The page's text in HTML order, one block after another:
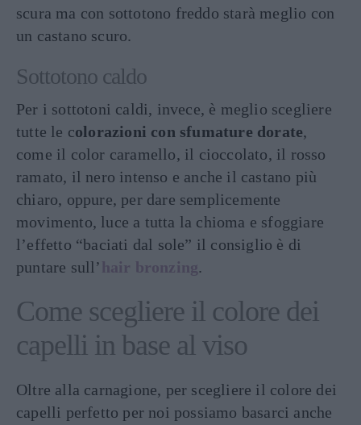
scura ma con sottotono freddo starà meglio con
un castano scuro.
Sottotono caldo
Per i sottotoni caldi, invece, è meglio scegliere
tutte le colorazioni con sfumature dorate,
come il color caramello, il cioccolato, il rosso
ramato, il nero intenso e anche il castano più
chiaro, oppure, per dare semplicemente
movimento, luce a tutta la chioma e sfoggiare
l’effetto “baciati dal sole” il consiglio è di
puntare sull’hair bronzing.
Come scegliere il colore dei
capelli in base al viso
Oltre alla carnagione, per scegliere il colore dei
capelli perfetto per noi possiamo basarci anche